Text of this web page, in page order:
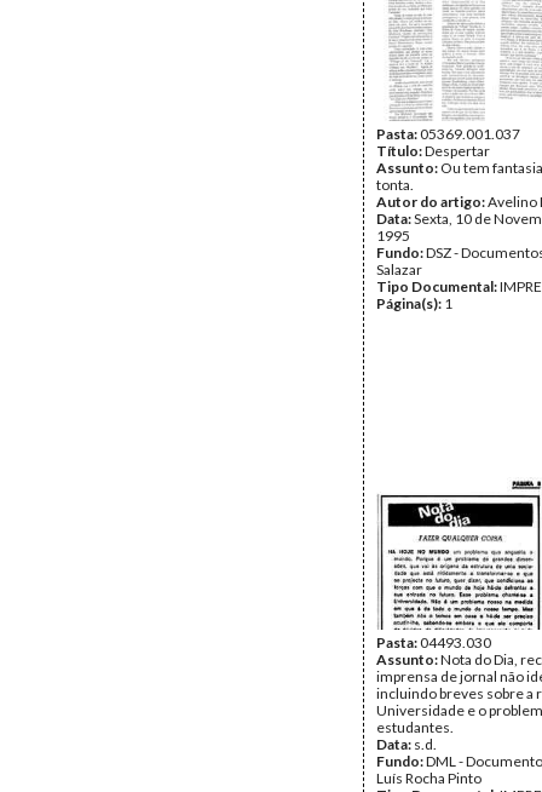
Pasta:05369.001.037
Título:Despertar
Assunto: Ou tem
tonta.
Autor do artigo:Avelino
Data:Sexta, 10 de
1995
Fundo:DSZ -
Salazar
Tipo Documental:
Página(s): 1
Pasta:04493.030
Assunto:Nota do Dia,
imprensa de jornal não
incluindo breves sobre a
Universidade e o
estudantes.
Data: s.d.
Fundo:DML -
Luís Rocha Pinto